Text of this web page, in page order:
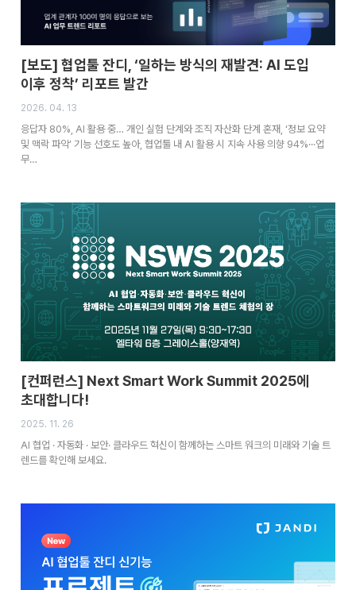
[보도] 협업툴 잔디, ‘일하는 방식의 재발견: AI 도입
이후 정착’ 리포트 발간
2026. 04. 13
응답자 80%, AI 활용 중… 개인 실험 단계와 조직 자산화 단계 혼재, ‘정보 요약
및 맥락 파악’ 기능 선호도 높아, 협업툴 내 AI 활용 시 지속 사용 의향 94%···업
무…
[컨퍼런스] Next Smart Work Summit 2025에
초대합니다!
2025. 11. 26
AI 협업 · 자동화 · 보안· 클라우드 혁신이 함께하는 스마트 워크의 미래와 기술 트
렌드를 확인해 보세요.